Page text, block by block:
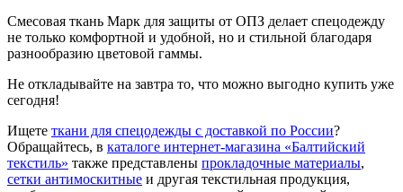
Смесовая ткань Марк для защиты от ОПЗ делает спецодежду
не только комфортной и удобной, но и стильной благодаря
разнообразию цветовой гаммы.
Не откладывайте на завтра то, что можно выгодно купить уже
сегодня!
Ищете ткани для спецодежды с доставкой по России?
Обращайтесь, в каталоге интернет-магазина «Балтийский
текстиль» также представлены прокладочные материалы,
сетки антимоскитные и другая текстильная продукция,